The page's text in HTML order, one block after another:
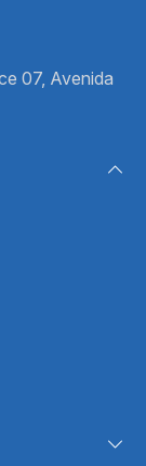
07, Avenida